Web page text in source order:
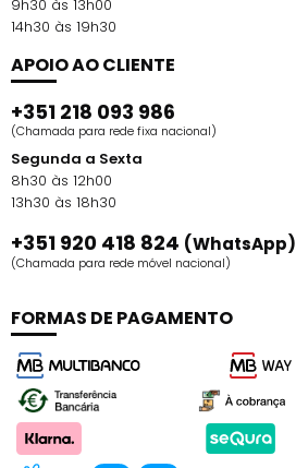
9h30 às 13h00
14h30 às 19h30
APOIO AO CLIENTE
+351 218 093 986
(Chamada para rede fixa nacional)
Segunda a Sexta
8h30 às 12h00
13h30 às 18h30
+351 920 418 824 (WhatsApp)
(Chamada para rede móvel nacional)
FORMAS DE PAGAMENTO